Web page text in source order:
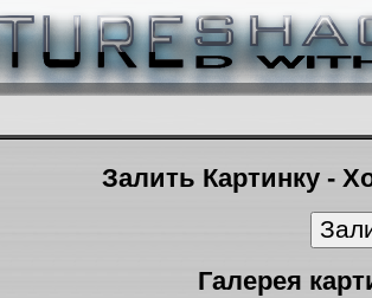
Залить Картинку -
Галерея